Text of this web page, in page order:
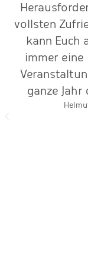
vollsten
kann Euch
immer eine
ganze